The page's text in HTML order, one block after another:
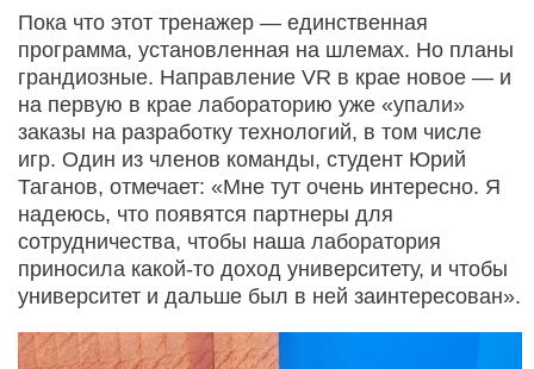
Пока что этот тренажер — единственная
программа, установленная на шлемах. Но планы
грандиозные. Направление VR в крае новое — и
на первую в крае лабораторию уже «упали»
заказы на разработку технологий, в том числе
игр. Один из членов команды, студент Юрий
Таганов, отмечает: «Мне тут очень интересно. Я
надеюсь, что появятся партнеры для
сотрудничества, чтобы наша лаборатория
приносила какой-то доход университету, и чтобы
университет и дальше был в ней заинтересован».